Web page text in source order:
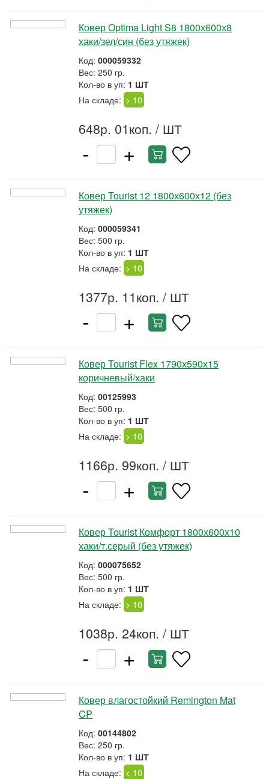
Ковер Optima Light S8 1800х600х8
хаки/зел/син (без утяжек)
Код: 000059332
Вес: 250 гр.
Кол-во в уп: 1 ШТ
На складе: > 10
648р. 01коп. / ШТ
- +
Ковер Tourist 12 1800х600х12 (без
утяжек)
Код: 000059341
Вес: 500 гр.
Кол-во в уп: 1 ШТ
На складе: > 10
1377р. 11коп. / ШТ
- +
Ковер Tourist Flex 1790х590х15
коричневый/хаки
Код: 00125993
Вес: 500 гр.
Кол-во в уп: 1 ШТ
На складе: > 10
1166р. 99коп. / ШТ
- +
Ковер Tourist Комфорт 1800х600х10
хаки/т.серый (без утяжек)
Код: 000075652
Вес: 500 гр.
Кол-во в уп: 1 ШТ
На складе: > 10
1038р. 24коп. / ШТ
- +
Ковер влагостойкий Remington Mat
CP
Код: 00144802
Вес: 250 гр.
Кол-во в уп: 1 ШТ
На складе: < 10